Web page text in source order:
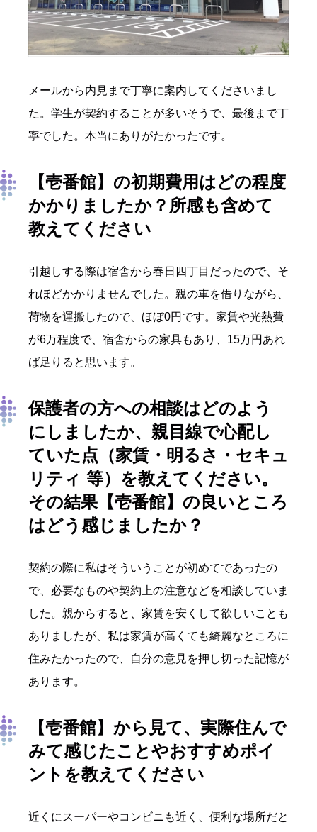
メールから内見まで丁寧に案内してくださいまし
た。学生が契約することが多いそうで、最後まで丁
寧でした。本当にありがたかったです。
【壱番館】の初期費用はどの程度
かかりましたか？所感も含めて
教えてください
引越しする際は宿舎から春日四丁目だったので、そ
れほどかかりませんでした。親の車を借りながら、
荷物を運搬したので、ほぼ0円です。家賃や光熱費
が6万程度で、宿舎からの家具もあり、15万円あれ
ば足りると思います。
保護者の方への相談はどのよう
にしましたか、親目線で心配し
ていた点（家賃・明るさ・セキュ
リティ 等）を教えてください。
その結果【壱番館】 の良いところ
はどう感じましたか？
契約の際に私はそういうことが初めてであったの
で、必要なものや契約上の注意などを相談していま
した。親からすると、家賃を安くして欲しいことも
ありましたが、私は家賃が高くても綺麗なところに
住みたかったので、自分の意見を押し切った記憶が
あります。
【壱番館】 から見て、実際住んで
みて感じたことやおすすめポイ
ントを教えてください
近くにスーパーやコンビニも近く、便利な場所だと